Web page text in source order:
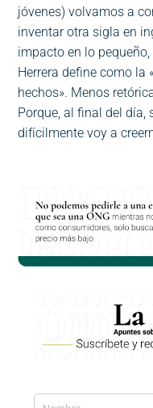
jóvenes) volvamos a
inventar otra sigla en
impacto en lo
Herrera define como
hechos». Menos
Porque, al final del día,
difícilmente voy a